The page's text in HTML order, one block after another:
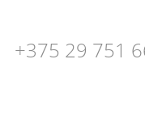
+375 29 751